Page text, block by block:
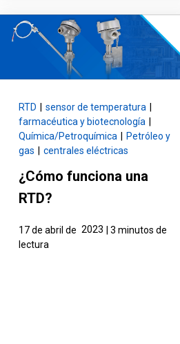
RTD sensor de temperatura
farmacéutica y biotecnología
Química/Petroquímica
Petróleo y
gas
centrales eléctricas
¿Cómo funciona una
RTD?
17 de abril de 2023
| 3 minutos de
lectura